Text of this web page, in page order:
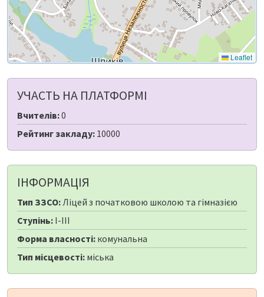
Leaflet
УЧАСТЬ НА ПЛАТФОРМІ
Вчителів:0
Рейтинг закладу: 10000
ІНФОРМАЦІЯ
Тип ЗЗСО:Ліцей з початковою школою та гімназією
Ступінь: I-III
Форма власності: комунальна
Тип місцевості: міська